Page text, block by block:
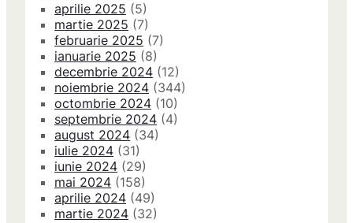
aprilie 2025 (5)
martie 2025 (7)
februarie 2025 (7)
ianuarie 2025 (8)
decembrie 2024 (12)
noiembrie 2024 (344)
octombrie 2024 (10)
septembrie 2024 (4)
august 2024 (34)
iulie 2024 (31)
iunie 2024 (29)
mai 2024 (158)
aprilie 2024 (49)
martie 2024 (32)